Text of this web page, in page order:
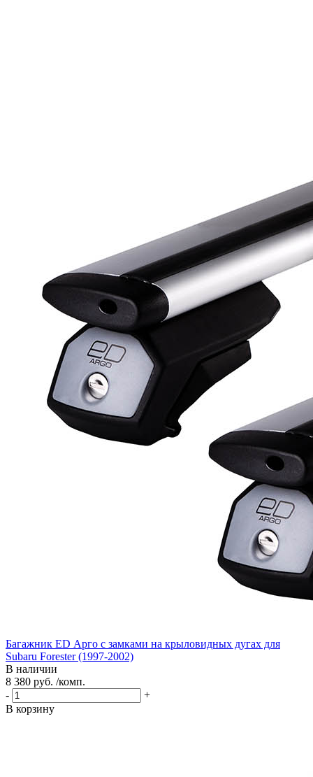
Багажник ED Арго с замками на крыловидных дугах для
Subaru Forester (1997-2002)
В наличии
8 380 руб. /комп.
-
+
В корзину